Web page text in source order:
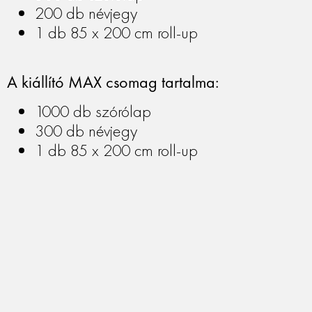
promócióval vagy kifejezetten a
szóló akcióval előrukkolnod.
elhelyezhető rajta, amivel tovább
esélyét. Mérete általában A/4-
legfontosabb információkat
vállalkozásról.
200 db névjegy
1 db 85 x 200 cm roll-up
A kiállító MAX csomag tartalma:
1000 db szórólap
300 db névjegy
1 db 85 x 200 cm roll-up